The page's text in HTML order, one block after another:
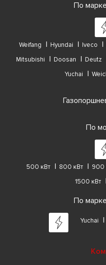
По
Weifang Hyundai Iveco
Mitsubishi
Doosan Deutz
Yuchai
По
500 кВт 800 кВт 900
1500 кВт
По
Yuchai